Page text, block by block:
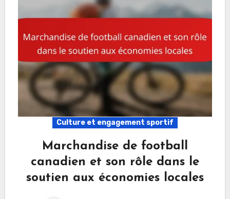
Culture et engagement sportif
Marchandise de football
canadien et son rôle dans le
soutien aux économies locales